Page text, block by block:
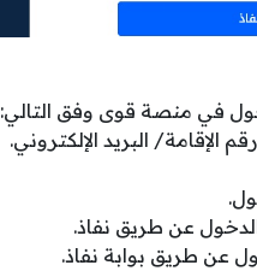
في منصة قوى وفق التالي:
الإقامة/ البريد الإلكتروني.
عن طريق نفاذ.
عن طريق بوابة نفاذ.